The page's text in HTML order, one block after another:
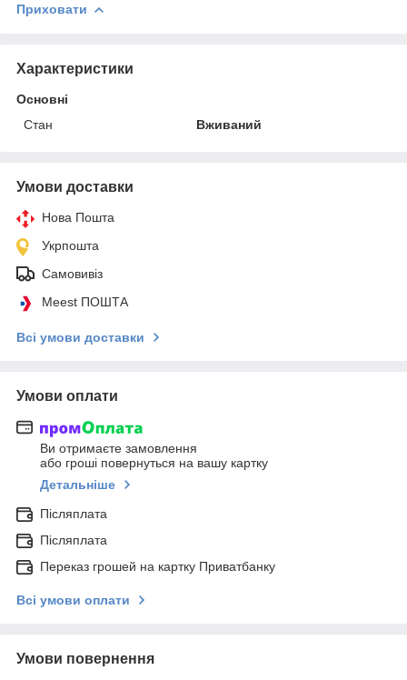
Приховати
Характеристики
Основні
Стан
Вживаний
Умови доставки
Нова Пошта
Укрпошта
Самовивіз
Meest ПОШТА
Всі умови доставки
Умови оплати
Ви отримаєте замовлення
або гроші повернуться на вашу картку
Детальніше
Післяплата
Післяплата
Переказ грошей на картку Приватбанку
Всі умови оплати
Умови повернення